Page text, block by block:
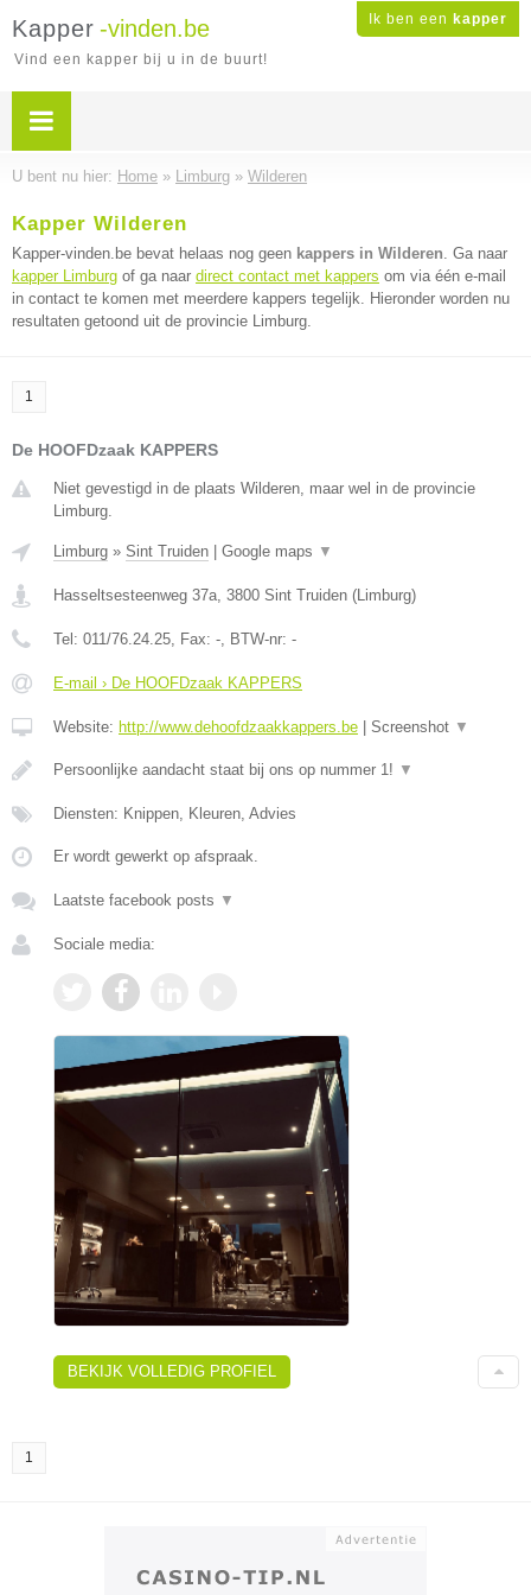
Ik ben een kapper
Kapper -vinden.be
Vind een kapper bij u in de buurt!
U bent nu hier: Home » Limburg » Wilderen
Kapper Wilderen
Kapper-vinden.be bevat helaas nog geen kappers in Wilderen. Ga naar
kapper Limburg of ga naar direct contact met kappers om via één e-mail
in contact te komen met meerdere kappers tegelijk. Hieronder worden nu
resultaten getoond uit de provincie Limburg.
1
De HOOFDzaak KAPPERS
Niet gevestigd in de plaats Wilderen, maar wel in de provincie
Limburg.
Limburg » Sint Truiden Google maps ▼
Hasseltsesteenweg 37a, 3800 Sint Truiden (Limburg)
Tel: 011/76.24.25, Fax: -, BTW-nr: -
E-mail › De HOOFDzaak KAPPERS
Website: http://www.dehoofdzaakkappers.be Screenshot ▼
Persoonlijke aandacht staat bij ons op nummer 1! ▼
Diensten: Knippen, Kleuren, Advies
Er wordt gewerkt op afspraak.
Laatste facebook posts ▼
Sociale media:
BEKIJK VOLLEDIG PROFIEL
1